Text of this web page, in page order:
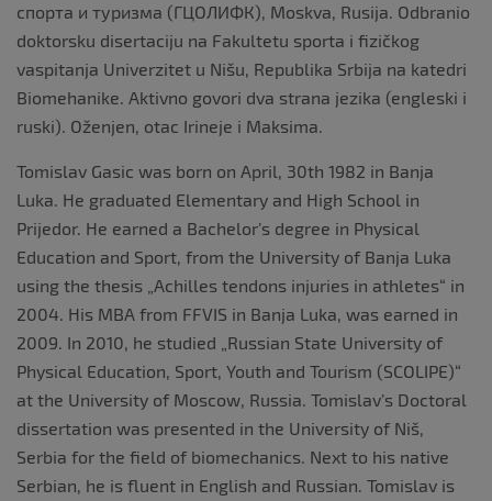
спорта и туризма (ГЦОЛИФК), Moskva, Rusija. Odbranio
doktorsku disertaciju na Fakultetu sporta i fizičkog
vaspitanja Univerzitet u Nišu, Republika Srbija na katedri
Biomehanike. Aktivno govori dva strana jezika (engleski i
ruski). Oženjen, otac Irineje i Maksima.
Tomislav Gasic was born on April, 30th 1982 in Banja
Luka. He graduated Elementary and High School in
Prijedor. He earned a Bachelor’s degree in Physical
Education and Sport, from the University of Banja Luka
using the thesis „Achilles tendons injuries in athletes“ in
2004. His MBA from FFVIS in Banja Luka, was earned in
2009. In 2010, he studied „Russian State University of
Physical Education, Sport, Youth and Tourism (SCOLIPE)“
at the University of Moscow, Russia. Tomislav’s Doctoral
dissertation was presented in the University of Niš,
Serbia for the field of biomechanics. Next to his native
Serbian, he is fluent in English and Russian. Tomislav is